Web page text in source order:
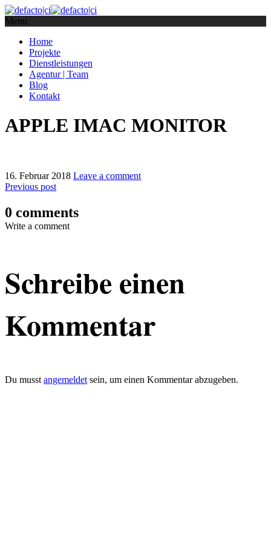
Menu
Home
Projekte
Dienstleistungen
Agentur | Team
Blog
Kontakt
APPLE IMAC MONITOR
16. Februar 2018 Leave a comment
Previous post
0 comments
Write a comment
Schreibe einen
Kommentar
Du musst angemeldet sein, um einen Kommentar abzugeben.